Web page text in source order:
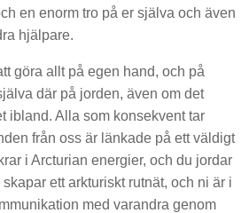
en enorm tro på er själva och även
hjälpare.
göra allt på egen hand, och på
där på jorden, även om det
ibland. Alla som konsekvent tar
från oss är länkade på ett väldigt
i Arcturian energier, och du jordar
ett arkturiskt rutnät, och ni är i
med varandra genom